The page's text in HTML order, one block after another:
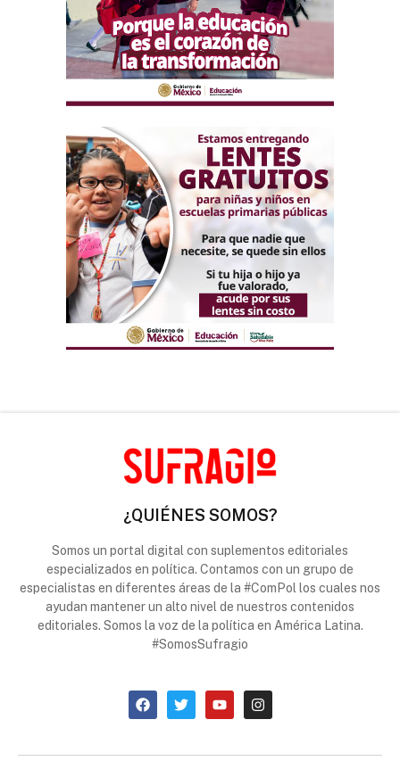
¿QUIÉNES SOMOS?
Somos un portal digital con suplementos editoriales
especializados en política. Contamos con un grupo de
especialistas en diferentes áreas de la #ComPol los cuales nos
ayudan mantener un alto nivel de nuestros contenidos
editoriales. Somos la voz de la política en América Latina.
#SomosSufragio